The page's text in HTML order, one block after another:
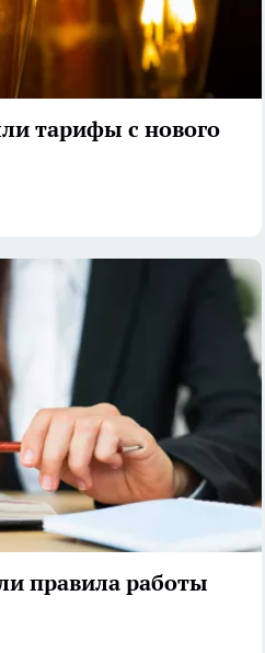
тарифы с нового
правила работы